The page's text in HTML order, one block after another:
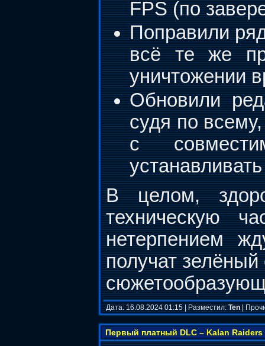
FPS (по
Поправили
всё те же
уничтожении
Обновили
судя по
с
В целом,
техническую
нетерпением
получат зелёный
Дата: 16.08.2024 01:15 | Разместил:Ten|
Первый платный DLC – Kalan Raiders